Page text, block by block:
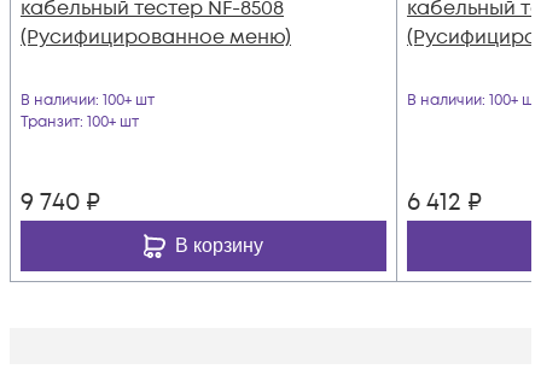
кабельный тестер NF-8508
(Русифицированное меню)
В наличии: 100+ шт
Транзит: 100+ шт
9 740 ₽
В корзину
кабельный
В наличии: 100+ шт
6 412 ₽